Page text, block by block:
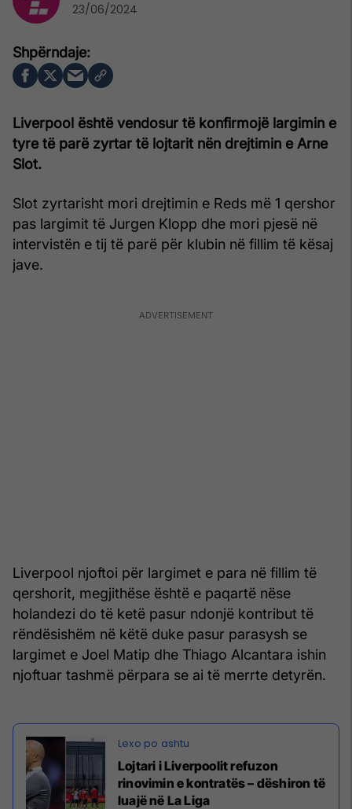
Liverpool është vendosur të konfirmojë largimin e
tyre të parë zyrtar të lojtarit nën drejtimin e Arne
Slot.
Slot zyrtarisht mori drejtimin e Reds më 1 qershor
pas largimit të Jurgen Klopp dhe mori pjesë në
intervistën e tij të parë për klubin në fillim të kësaj
jave.
Liverpool njoftoi për largimet e para në fillim të
qershorit, megjithëse është e paqartë nëse
holandezi do të ketë pasur ndonjë kontribut të
rëndësishëm në këtë duke pasur parasysh se
largimet e Joel Matip dhe Thiago Alcantara ishin
njoftuar tashmë përpara se ai të merrte detyrën.
Lojtari i Liverpoolit refuzon
rinovimin e kontratës – dëshiron të
luajë në La Liga
23/06/2024